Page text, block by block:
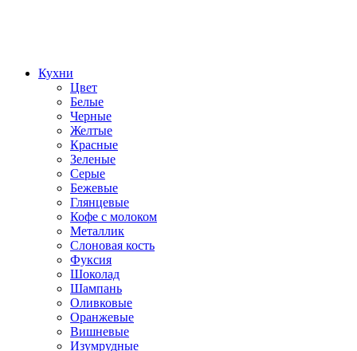
Кухни
Цвет
Белые
Черные
Желтые
Красные
Зеленые
Серые
Бежевые
Глянцевые
Кофе с молоком
Металлик
Слоновая кость
Фуксия
Шоколад
Шампань
Оливковые
Оранжевые
Вишневые
Изумрудные